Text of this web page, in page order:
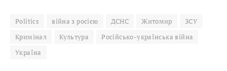
Politics війна з росією ДСНС Житомир
ЗСУ
Кримінал
Культура
Російсько-українська війна
Україна